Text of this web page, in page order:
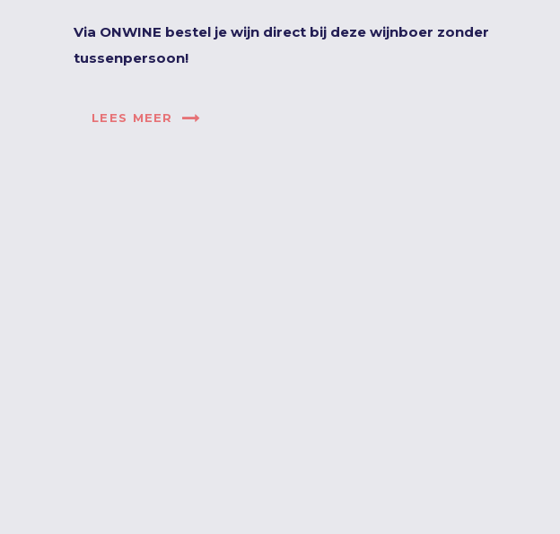
Via ONWINE bestel je wijn direct bij deze wijnboer zonder
tussenpersoon!
LEES MEER